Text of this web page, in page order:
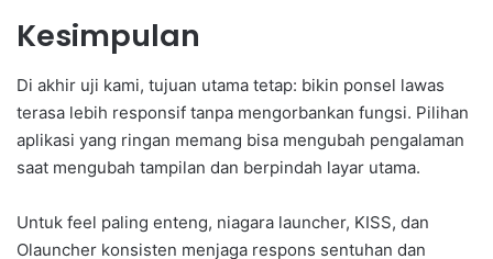
Kesimpulan
Di akhir uji kami, tujuan utama tetap: bikin ponsel lawas
terasa lebih responsif tanpa mengorbankan fungsi. Pilihan
aplikasi yang ringan memang bisa mengubah pengalaman
saat mengubah tampilan dan berpindah layar utama.
Untuk feel paling enteng, niagara launcher, KISS, dan
Olauncher konsisten menjaga respons sentuhan dan